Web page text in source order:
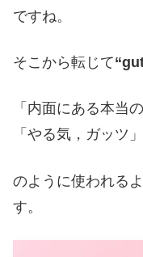
ですね。
そこから転じて
「内面にある本当
「やる気，ガッツ」
のように使われる
す。